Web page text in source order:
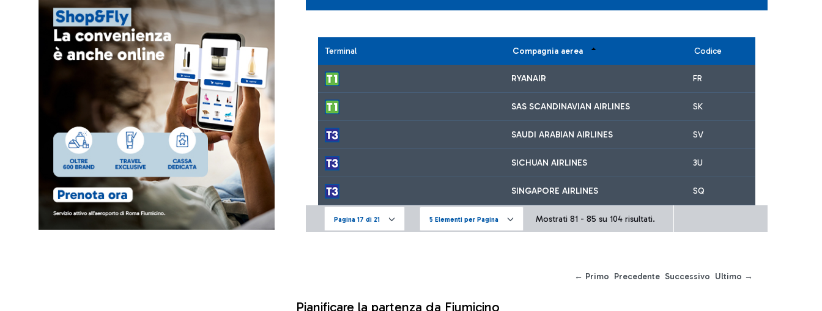
Terminal Compagnia aerea Codice
RYANAIR FR
SAS SCANDINAVIAN AIRLINES SK
SAUDI ARABIAN AIRLINES SV
SICHUAN AIRLINES 3U
SINGAPORE AIRLINES SQ
Pagina 17 di 21 5 Elementi per Pagina Mostrati 81 - 85 su 104 risultati.
← Primo Precedente Successivo Ultimo →
Pianificare la partenza da Fiumicino